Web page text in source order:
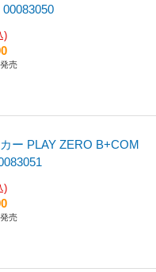
00083050
)
売
ー PLAY ZERO B+COM
)
売